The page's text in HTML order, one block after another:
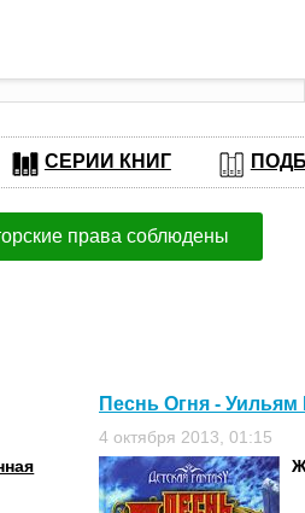
СЕРИИ КНИГ
права соблюдены
Песнь Огня - Уильям
4 октября 2013, 01:15